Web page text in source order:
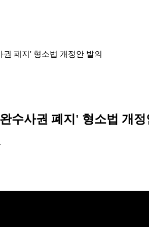
폐지' 형소법 개정안 발의
수사권 폐지' 형소법 개정